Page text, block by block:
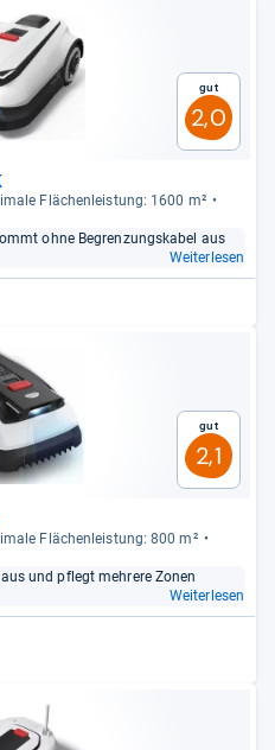
Gut
2,0
Flä­chen­leis­tung: 1600 m²
ohne Begren­zungs­ka­bel aus
Weiterlesen
Gut
2,1
Flä­chen­leis­tung: 800 m²
und pflegt meh­rere Zonen
Weiterlesen